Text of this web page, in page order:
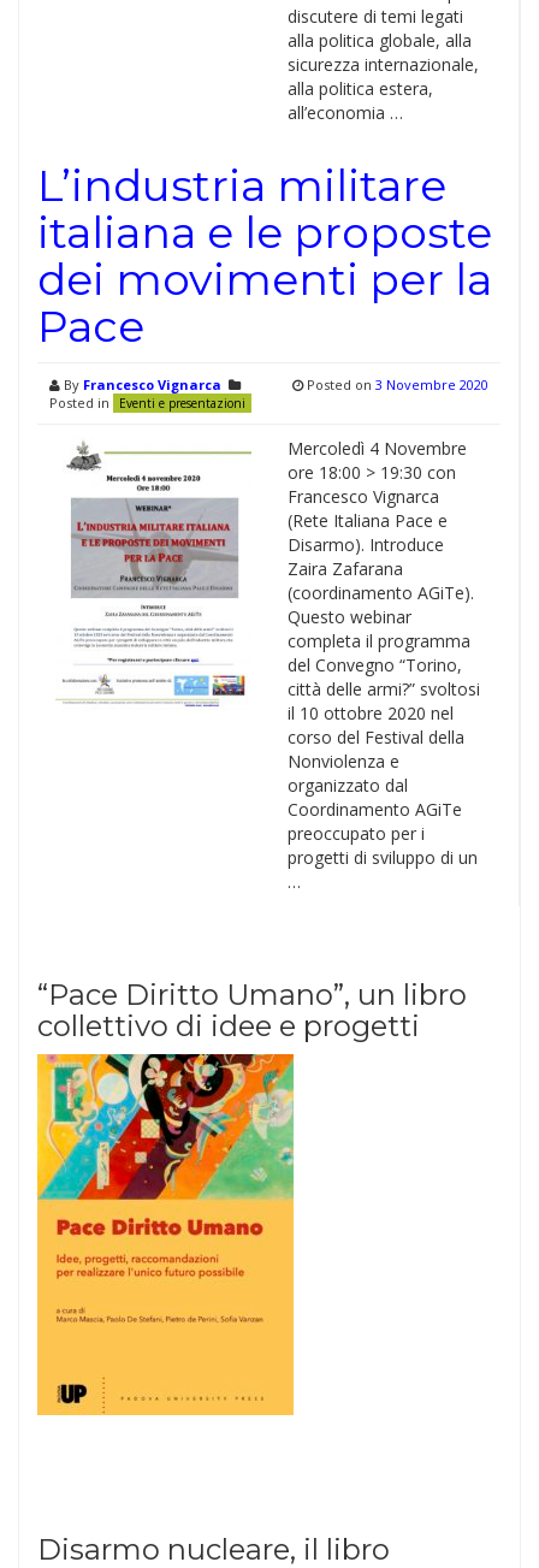
discutere di temi legati
alla politica globale, alla
sicurezza internazionale,
alla politica estera,
all’economia …
L’industria militare
italiana e le proposte
dei movimenti per la
Pace
By Francesco Vignarca
Posted in
Eventi e presentazioni
Posted on 3 Novembre 2020
Mercoledì 4 Novembre
ore 18:00 > 19:30 con
Francesco Vignarca
(Rete Italiana Pace e
Disarmo). Introduce
Zaira Zafarana
(coordinamento AGiTe).
Questo webinar
completa il programma
del Convegno “Torino,
città delle armi?” svoltosi
il 10 ottobre 2020 nel
corso del Festival della
Nonviolenza e
organizzato dal
Coordinamento AGiTe
preoccupato per i
progetti di sviluppo di un
…
“Pace Diritto Umano”, un libro
collettivo di idee e progetti
Disarmo nucleare, il libro